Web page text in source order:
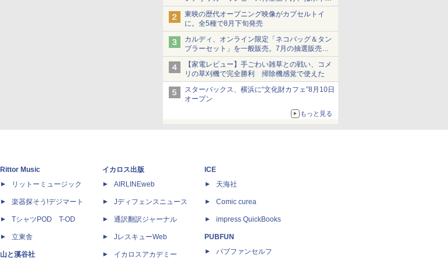
ショーツは1990円に
東映の歴代オープニング映像がカプセルトイ
に。全5種で8月下旬発売
カルディ、オンライン限定「ネコバッグ＆タン
ブラーセット」を一般販売。7月の抽選販売の
当選無効分
【家電レビュー】手ごわい雑草との戦い、コメ
リの草刈機で完全勝利 掃除機感覚で使えた
スターバックス、横浜に“文化財カフェ”8月10日
オープン
もっと見る
Rittor Music
リットーミュージック
楽器探そう!デジマート
TシャツPOD T-OD
立東舎
山と溪谷社
イカロス出版
AIRLINEweb
Jディフェンスニュース
通訳翻訳ジャーナル
JレスキューWeb
イカロスアカデミー
ICE
天海社
Comic curea
impress QuickBooks
PUBFUN
パブファンセルフ